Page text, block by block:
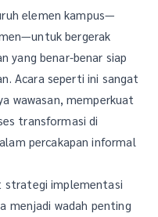
elemen kampus—
bergerak
yang benar-benar siap
Acara seperti ini sangat
wawasan, memperkuat
transformasi di
percakapan informal
strategi implementasi
menjadi wadah penting